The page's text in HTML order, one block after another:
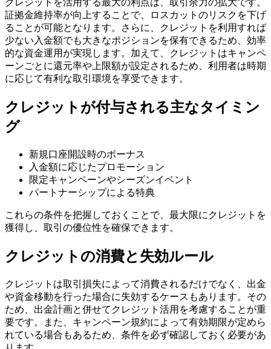
クレジットを活用する最大の利点は、取引余力の拡大です。
証拠金維持率が向上することで、ロスカットのリスクを下げ
ることが可能となります。さらに、クレジットを利用すれば
少ない入金額でも大きなポジションを保有できるため、効率
的な資金運用が実現します。加えて、クレジットはキャンペ
ーンごとに還元率や上限額が設定されるため、利用者は時期
に応じて有利な取引環境を享受できます。
クレジットが付与される主なタイミン
グ
新規口座開設時のボーナス
入金額に応じたプロモーション
限定キャンペーンやシーズンイベント
パートナーシップによる特典
これらの条件を把握しておくことで、最大限にクレジットを
獲得し、取引の優位性を確保できます。
クレジットの消費と失効ルール
クレジットは取引損失によって消費されるだけでなく、出金
や資金移動を行った場合に失効するケースもあります。その
ため、出金計画と併せてクレジット活用を考慮することが重
要です。また、キャンペーン規約によって有効期限が定めら
れている場合もあるため、条件を必ず確認しておく必要があ